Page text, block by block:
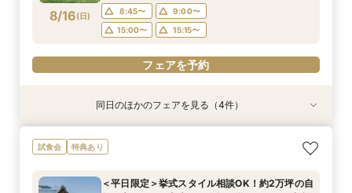
フェアを予約
フェアを予約
フェアを予約
フェアを予約
8/16(日) 8:45〜
9:00〜
15:00〜
15:15〜
フェアを予約
特典あり
【料理重視の方へおすすめ】組数限定◆グラン
シェフ豊後昌幸が手掛ける黒毛和牛etc2万円相
所要時間：3時間程度
特典あり
【神社式相談フェア】提携有名神社紹介!AM来館
で本番さながらの披露宴体験 国産 和牛フィレ肉
分特典>
所要時間：3時間程度
特典あり
ガーデン挙式丸わかり◎2万坪の庭園満喫×オリ
ジナルウェディング庭園&会場見学×国産和牛
所要時間：3時間程度
特典あり
【東京開催/土日】東京サロンで《大阪迎賓館》
のご相談＆お打合せ！
同日のほかのフェアを見る（4件）
試食会 特典あり
＜平日限定＞挙式スタイル相談OK！約2万坪の自